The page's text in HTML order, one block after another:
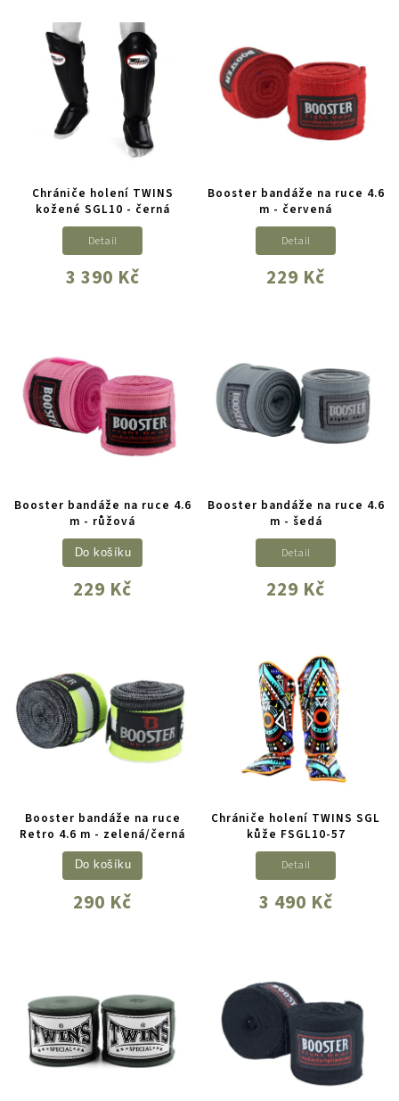
Chrániče holení TWINS
kožené SGL10 - černá
3 390 Kč
Detail
Booster bandáže na ruce 4.6
m - červená
229 Kč
Detail
Booster bandáže na ruce 4.6
m - růžová
229 Kč
Do košíku
Booster bandáže na ruce 4.6
m - šedá
229 Kč
Detail
Booster bandáže na ruce
Retro 4.6 m - zelená/černá
290 Kč
Do košíku
Chrániče holení TWINS SGL
kůže FSGL10-57
3 490 Kč
Detail